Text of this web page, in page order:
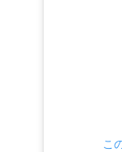
こ